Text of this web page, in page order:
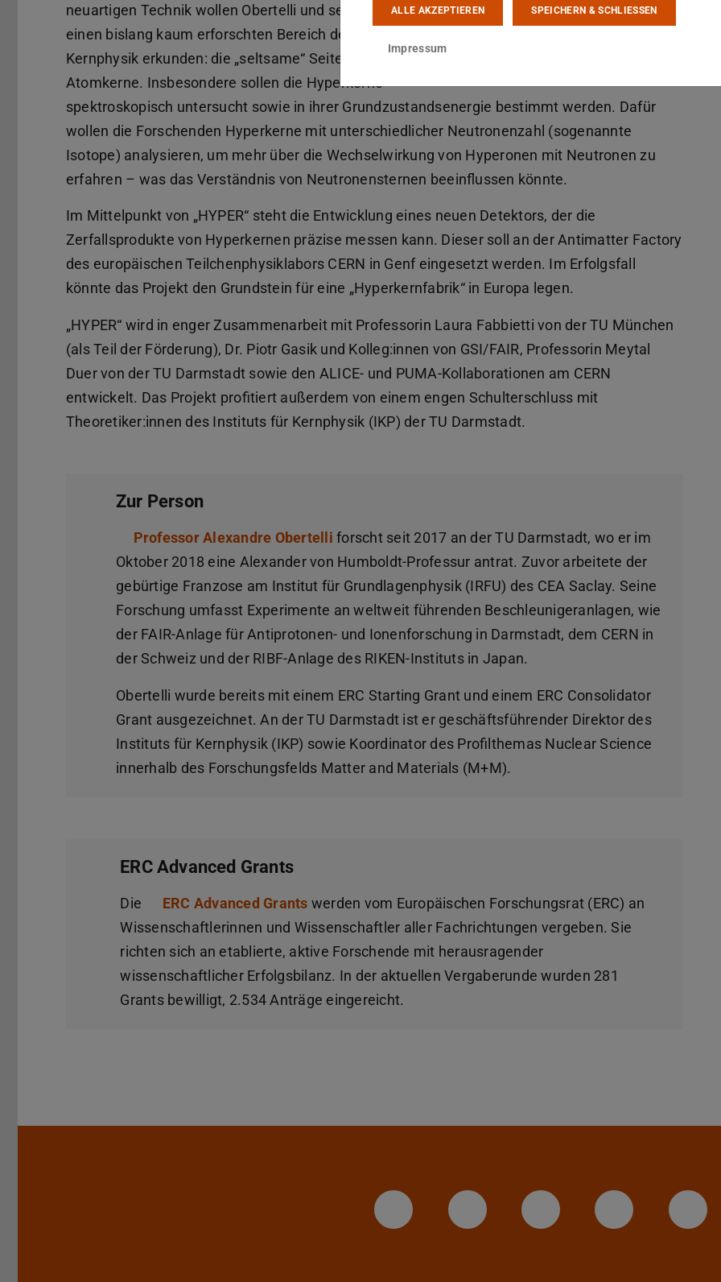
Foto von ELENA (Extra Low Energy Antiproton
des letzten Segments des
Antimatter Factory, in dem HYPER stattfinden
neuartigen Technik wollen Obertelli und sein Team
einen bislang kaum erforschten Bereich der
Kernphysik erkunden: die „seltsame“ Seite der
Atomkerne. Insbesondere sollen die Hyperkerne
spektroskopisch untersucht sowie in ihrer Grundzustandsenergie bestimmt werden. Dafür
wollen die Forschenden Hyperkerne mit unterschiedlicher Neutronenzahl (sogenannte
Isotope) analysieren, um mehr über die Wechselwirkung von Hyperonen mit Neutronen zu
erfahren – was das Verständnis von Neutronensternen beeinflussen könnte.
Im Mittelpunkt von „HYPER“ steht die Entwicklung eines neuen Detektors, der die
Zerfallsprodukte von Hyperkernen präzise messen kann. Dieser soll an der Antimatter Factory
des europäischen Teilchenphysiklabors CERN in Genf eingesetzt werden. Im Erfolgsfall
könnte das Projekt den Grundstein für eine „Hyperkernfabrik“ in Europa legen.
„HYPER“ wird in enger Zusammenarbeit mit Professorin Laura Fabbietti von der TU München
(als Teil der Förderung), Dr. Piotr Gasik und Kolleg:innen von GSI/FAIR, Professorin Meytal
Duer von der TU Darmstadt sowie den ALICE- und PUMA-Kollaborationen am CERN
entwickelt. Das Projekt profitiert außerdem von einem engen Schulterschluss mit
Theoretiker:innen des Instituts für Kernphysik (IKP) der TU Darmstadt.
Zur Person
Professor Alexandre Obertelli forscht seit 2017 an der TU Darmstadt, wo er im
Oktober 2018 eine Alexander von Humboldt-Professur antrat. Zuvor arbeitete der
gebürtige Franzose am Institut für Grundlagenphysik (IRFU) des CEA Saclay. Seine
Forschung umfasst Experimente an weltweit führenden Beschleunigeranlagen, wie
der FAIR-Anlage für Antiprotonen- und Ionenforschung in Darmstadt, dem CERN in
der Schweiz und der RIBF-Anlage des RIKEN-Instituts in Japan.
Obertelli wurde bereits mit einem ERC Starting Grant und einem ERC Consolidator
Grant ausgezeichnet. An der TU Darmstadt ist er geschäftsführender Direktor des
Instituts für Kernphysik (IKP) sowie Koordinator des Profilthemas Nuclear Science
innerhalb des Forschungsfelds Matter and Materials (M+M).
ERC Advanced Grants
Die ERC Advanced Grants werden vom Europäischen Forschungsrat (ERC) an
Wissenschaftlerinnen und Wissenschaftler aller Fachrichtungen vergeben. Sie
richten sich an etablierte, aktive Forschende mit herausragender
wissenschaftlicher Erfolgsbilanz. In der aktuellen Vergaberunde wurden 281
Grants bewilligt, 2.534 Anträge eingereicht.
LinkedIn-Seite der TU Darmstadt
Instagram-Kanal der TU
Bluesky-Kanal der
ALLE AKZEPTIEREN SPEICHERN & SCHLIESSEN
Impressum